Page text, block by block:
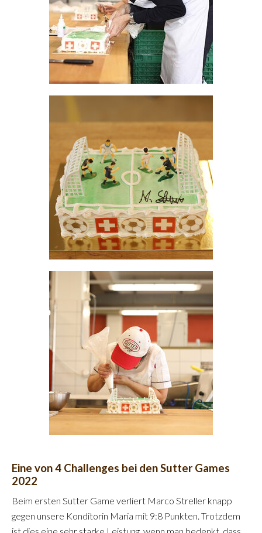
Eine von 4 Challenges bei den Sutter Games
2022
Beim ersten Sutter Game verliert Marco Streller knapp
gegen unsere Konditorin Maria mit 9:8 Punkten. Trotzdem
ist dies eine sehr starke Leistung, wenn man bedenkt, dass